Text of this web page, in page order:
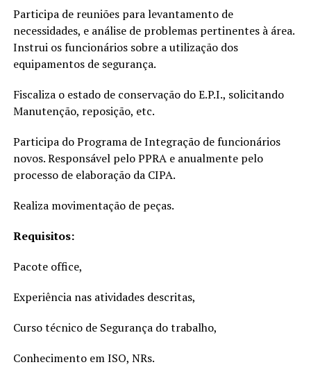
Participa de reuniões para levantamento de
necessidades, e análise de problemas pertinentes à área.
Instrui os funcionários sobre a utilização dos
equipamentos de segurança.
Fiscaliza o estado de conservação do E.P.I., solicitando
Manutenção, reposição, etc.
Participa do Programa de Integração de funcionários
novos. Responsável pelo PPRA e anualmente pelo
processo de elaboração da CIPA.
Realiza movimentação de peças.
Requisitos:
Pacote office,
Experiência nas atividades descritas,
Curso técnico de Segurança do trabalho,
Conhecimento em ISO, NRs.